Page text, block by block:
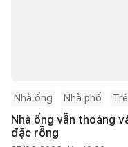
Nhà ống Nhà phố
Nhà ống vẫn thoáng
đặc rỗng